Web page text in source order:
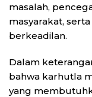
masalah,
masyarakat,
berkeadilan.
Dalam
bahwa karhutla
yang